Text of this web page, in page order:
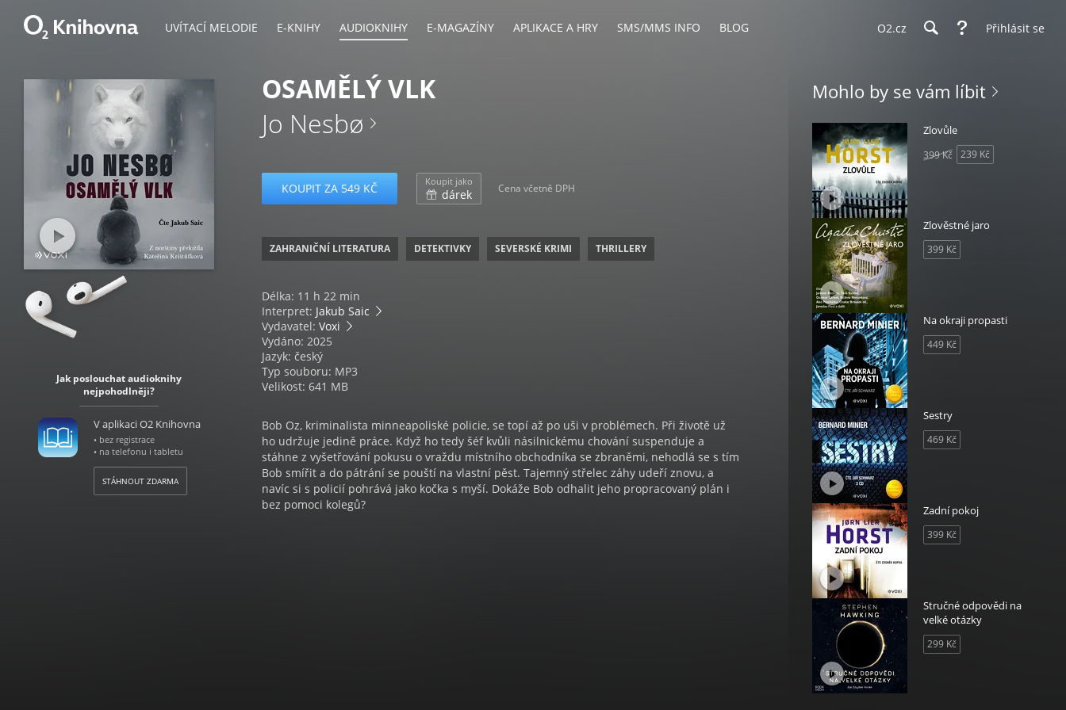
UVÍTACÍ MELODIE E-KNIHY AUDIOKNIHY E-MAGAZÍNY APLIKACE A HRY SMS/MMS INFO BLOG O2.cz Přihlásit se
Jak poslouchat audioknihy
nejpohodlněji?
V aplikaci O2 Knihovna
• bez registrace
• na telefonu i tabletu
STÁHNOUT ZDARMA
OSAMĚLÝ VLK
Jo Nesbø
KOUPIT ZA 549 KČ Koupit jako
dárek Cena včetně DPH
ZAHRANIČNÍ LITERATURA DETEKTIVKY SEVERSKÉ KRIMI THRILLERY
Délka: 11 h 22 min
Interpret: Jakub Saic
Vydavatel: Voxi
Vydáno: 2025
Jazyk: český
Typ souboru: MP3
Velikost: 641 MB
Bob Oz, kriminalista minneapoliské policie, se topí až po uši v problémech. Při životě už
ho udržuje jedině práce. Když ho tedy šéf kvůli násilnickému chování suspenduje a
stáhne z vyšetřování pokusu o vraždu místního obchodníka se zbraněmi, nehodlá se s tím
Bob smířit a do pátrání se pouští na vlastní pěst. Tajemný střelec záhy udeří znovu, a
navíc si s policií pohrává jako kočka s myší. Dokáže Bob odhalit jeho propracovaný plán i
bez pomoci kolegů?
Mohlo by se vám líbit
Zlovůle
239 Kč
399 Kč
Zlověstné jaro
399 Kč
Na okraji propasti
449 Kč
Sestry
469 Kč
Zadní pokoj
399 Kč
Stručné odpovědi na
velké otázky
299 Kč